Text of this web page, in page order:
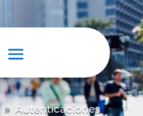
9 Autenticaciones